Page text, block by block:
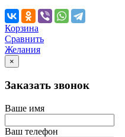
Корзина
Сравнить
Желания
×
Заказать звонок
Ваше имя
Ваш телефон